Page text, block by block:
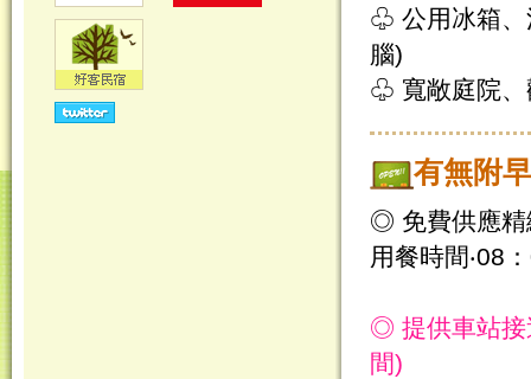
♧ 公用冰箱、
腦)
♧ 寬敞庭院、
有無附
◎ 免費供應精
用餐時間‧08
◎ 提供車站接
間)